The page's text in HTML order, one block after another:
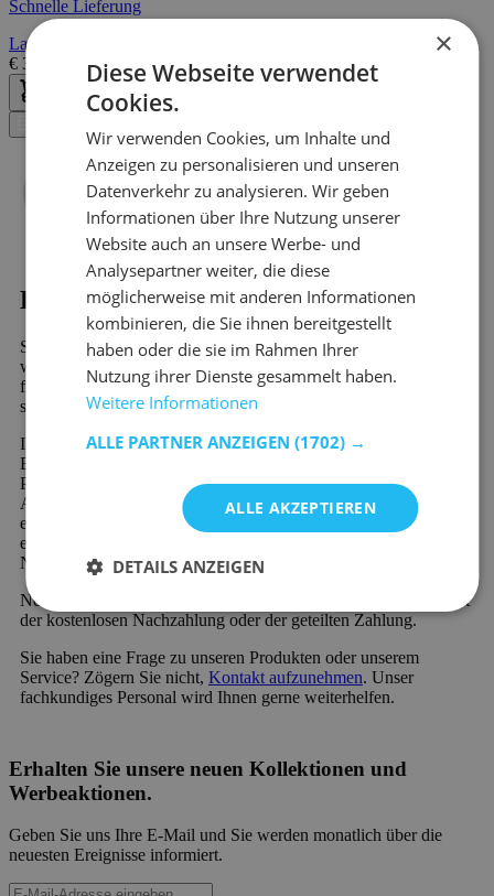
Schnelle Lieferung
Lagerregal Mega 4 Fächer - Beton
€ 35,40 177,00
Kaufen?
Sind Sie auf der Suche nach Kubusregale - Betonlook? Dann
werden Sie bei Emob, Ihrem Online-Möbelshop, garantiert
finden. In unserem riesigen Sortiment finden Sie mehr als 10.000
schöne Möbel und stimmungsvolle Wohndekorationsprodukte.
Ihr neues Lieblingsprodukt aus der Kategorie Kubusregale -
Betonlook wird schnell und preiswert verschickt. Viele unserer
Produkte sind sofort verfügbar und werden schnell geliefert.
Außerdem profitieren Sie von 60 Tagen Rückgaberecht und
einer 2-Jahres-Garantie auf alle Möbel. Neu bei Emob und
einzigartig in der Branche ist die Möglichkeit der kostenlosen
Nachzahlung oder der geteilten Zahlung.
Neu bei Emob und einzigartig in der Branche ist die Möglichkeit
der kostenlosen Nachzahlung oder der geteilten Zahlung.
Sie haben eine Frage zu unseren Produkten oder unserem
Service? Zögern Sie nicht, Kontakt aufzunehmen. Unser
fachkundiges Personal wird Ihnen gerne weiterhelfen.
Erhalten Sie unsere neuen Kollektionen und
Werbeaktionen.
Geben Sie uns Ihre E-Mail und Sie werden monatlich über die
neuesten Ereignisse informiert.
×
Diese Webseite verwendet
Cookies.
Wir verwenden Cookies, um Inhalte und
Anzeigen zu personalisieren und unseren
Datenverkehr zu analysieren. Wir geben
Informationen über Ihre Nutzung unserer
Website auch an unsere Werbe- und
Analysepartner weiter, die diese
möglicherweise mit anderen Informationen
kombinieren, die Sie ihnen bereitgestellt
haben oder die sie im Rahmen Ihrer
Nutzung ihrer Dienste gesammelt haben.
Weitere Informationen
ALLE PARTNER ANZEIGEN (1702) →
ALLE AKZEPTIEREN
DETAILS ANZEIGEN